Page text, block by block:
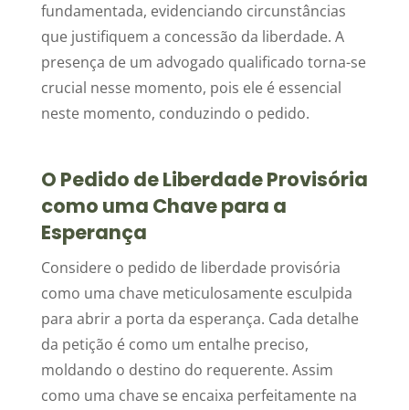
fundamentada, evidenciando circunstâncias
que justifiquem a concessão da liberdade. A
presença de um advogado qualificado torna-se
crucial nesse momento, pois ele é essencial
neste momento, conduzindo o pedido.
O Pedido de Liberdade Provisória
como uma Chave para a
Esperança
Considere o pedido de liberdade provisória
como uma chave meticulosamente esculpida
para abrir a porta da esperança. Cada detalhe
da petição é como um entalhe preciso,
moldando o destino do requerente. Assim
como uma chave se encaixa perfeitamente na